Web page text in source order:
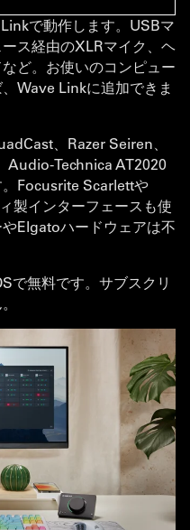
で動作します。USBマ
ス経由のXLRマイク、ヘ
ど。お使いのコンピュー
Wave Linkに追加できま
、Razer Seiren、
Audio-Technica AT2020
Focusrite Scarlettや
製インターフェースも使
Elgatoハードウェアは不
無料です。サブスクリ